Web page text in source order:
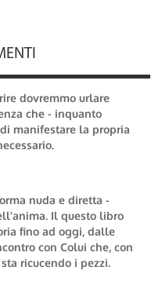
dovremmo urlare
che - inquanto
manifestare la propria
nuda e diretta -
Il questo libro
fino ad oggi, dalle
con Colui che, con
ricucendo i pezzi.